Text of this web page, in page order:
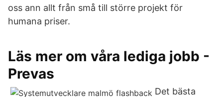
oss ann allt från små till större projekt för
humana priser.
Läs mer om våra lediga jobb -
Prevas
Det bästa